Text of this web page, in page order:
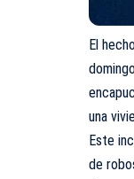
El
una
Este
de